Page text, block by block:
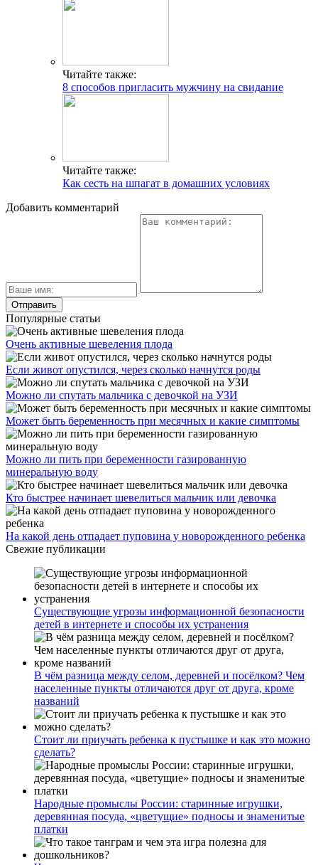
Читайте также:
8 способов пригласить мужчину на свидание
Читайте также:
Как сесть на шпагат в домашних условиях
Добавить комментарий
Популярные статьи
Очень активные шевеления плода
Если живот опустился, через сколько начнутся роды
Можно ли спутать мальчика с девочкой на УЗИ
Может быть беременность при месячных и какие симптомы
Можно ли пить при беременности газированную
минеральную воду
Кто быстрее начинает шевелиться мальчик или девочка
На какой день отпадает пуповина у новорожденного ребенка
Свежие публикации
Существующие угрозы информационной безопасности
детей в интернете и способы их устранения
В чём разница между селом, деревней и посёлком? Чем
населенные пункты отличаются друг от друга, кроме
названий
Стоит ли приучать ребенка к пустышке и как это можно
сделать?
Народные промыслы России: старинные игрушки,
деревянная посуда, «цветущие» подносы и знаменитые
платки